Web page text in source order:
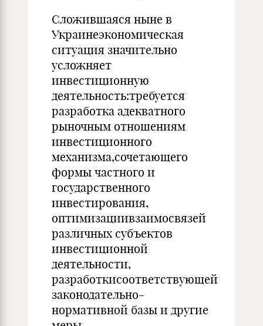
Сложившаяся ныне в
Украинеэкономическая
ситуация значительно
усложняет
инвестиционную
деятельность:требуется
разработка адекватного
рыночным отношениям
инвестиционного
механизма,сочетающего
формы частного и
государственного
инвестирования,
оптимизациивзаимосвязей
различных субъектов
инвестиционной
деятельности,
разработкисоответствующей
законодательно-
нормативной базы и другие